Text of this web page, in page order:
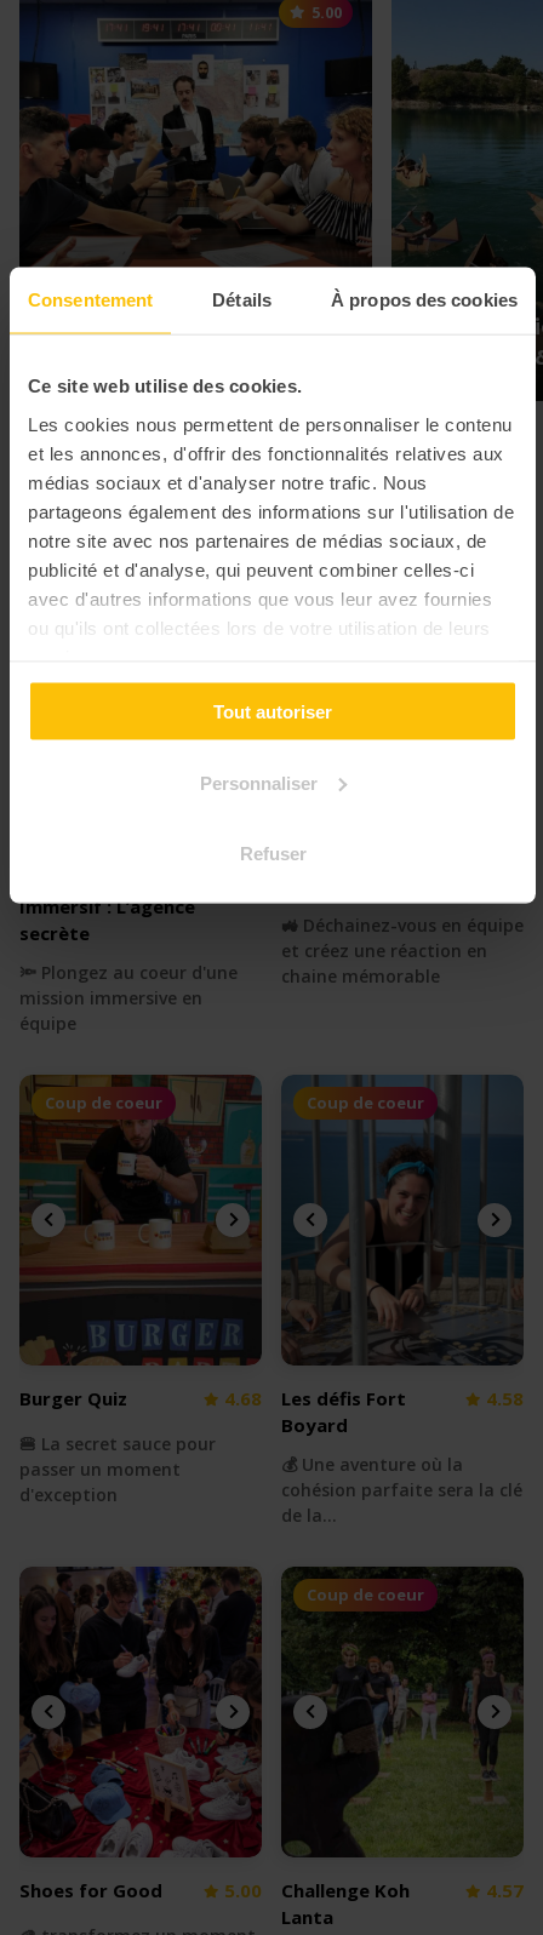
Consentement Détails À propos des cookies
Ce site web utilise des cookies.
Les cookies nous permettent de personnaliser le contenu
et les annonces, d'offrir des fonctionnalités relatives aux
médias sociaux et d'analyser notre trafic. Nous
partageons également des informations sur l'utilisation de
notre site avec nos partenaires de médias sociaux, de
publicité et d'analyse, qui peuvent combiner celles-ci
avec d'autres informations que vous leur avez fournies
ou qu'ils ont collectées lors de votre utilisation de leurs
Tout autoriser
Personnaliser
Refuser
5.00
L’Escape Game Immersif :
en carton
Team building Grenoble "Wahou"
Pour les adeptes de sensations fortes et d’atypisme 👊🏻
Immersif : L’agence
secrète
🔦 Plongez au coeur d'une
mission immersive en
équipe
🚜 Déchainez-vous en équipe
et créez une réaction en
chaine mémorable
Coup de coeur
Burger Quiz 4.68
🍔 La secret sauce pour
passer un moment
d'exception
Coup de coeur
Les défis Fort
Boyard
4.58
💰 Une aventure où la
cohésion parfaite sera la clé
de la…
Shoes for Good 5.00
Coup de coeur
Challenge Koh
Lanta
4.57